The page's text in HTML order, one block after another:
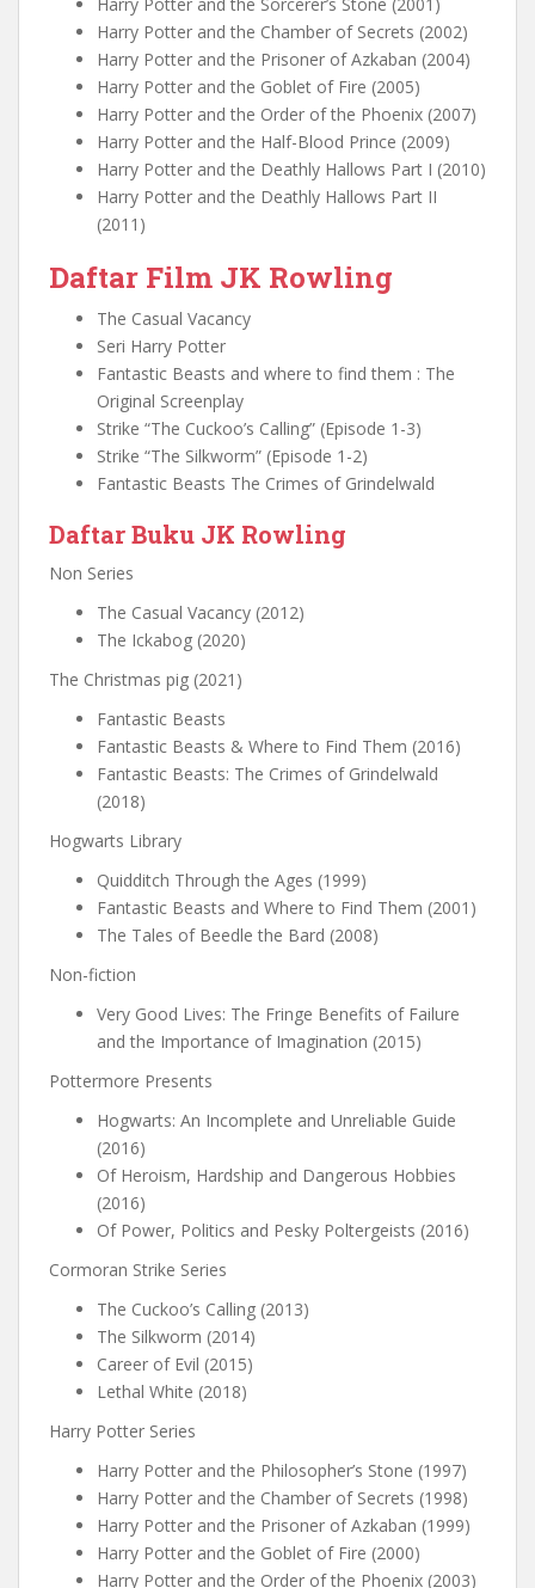
Harry Potter and the Chamber of Secrets (2002)
Harry Potter and the Prisoner of Azkaban (2004)
Harry Potter and the Goblet of Fire (2005)
Harry Potter and the Order of the Phoenix (2007)
Harry Potter and the Half-Blood Prince (2009)
Harry Potter and the Deathly Hallows Part I (2010)
Harry Potter and the Deathly Hallows Part II
(2011)
Daftar Film JK Rowling
The Casual Vacancy
Seri Harry Potter
Fantastic Beasts and where to find them : The
Original Screenplay
Strike “The Cuckoo’s Calling” (Episode 1-3)
Strike “The Silkworm” (Episode 1-2)
Fantastic Beasts The Crimes of Grindelwald
Daftar Buku JK Rowling
Non Series
The Casual Vacancy (2012)
The Ickabog (2020)
The Christmas pig (2021)
Fantastic Beasts
Fantastic Beasts & Where to Find Them (2016)
Fantastic Beasts: The Crimes of Grindelwald
(2018)
Hogwarts Library
Quidditch Through the Ages (1999)
Fantastic Beasts and Where to Find Them (2001)
The Tales of Beedle the Bard (2008)
Non-fiction
Very Good Lives: The Fringe Benefits of Failure
and the Importance of Imagination (2015)
Pottermore Presents
Hogwarts: An Incomplete and Unreliable Guide
(2016)
Of Heroism, Hardship and Dangerous Hobbies
(2016)
Of Power, Politics and Pesky Poltergeists (2016)
Cormoran Strike Series
The Cuckoo’s Calling (2013)
The Silkworm (2014)
Career of Evil (2015)
Lethal White (2018)
Harry Potter Series
Harry Potter and the Philosopher’s Stone (1997)
Harry Potter and the Chamber of Secrets (1998)
Harry Potter and the Prisoner of Azkaban (1999)
Harry Potter and the Goblet of Fire (2000)
Harry Potter and the Order of the Phoenix (2003)